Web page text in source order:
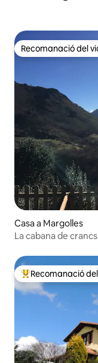
Recomanació del
Recomanació del
Casa a Margolles
La cabana de crancs
Principals
Recomanació